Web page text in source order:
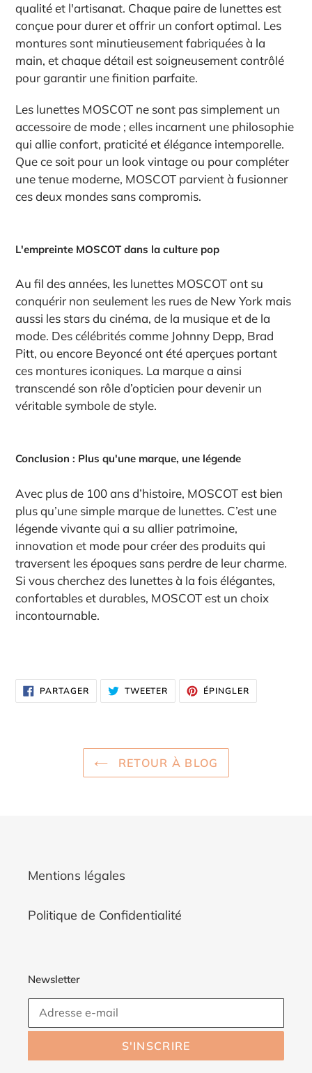
qualité et l'artisanat. Chaque paire de lunettes est
conçue pour durer et offrir un confort optimal. Les
montures sont minutieusement fabriquées à la
main, et chaque détail est soigneusement contrôlé
pour garantir une finition parfaite.
Les lunettes MOSCOT ne sont pas simplement un
accessoire de mode ; elles incarnent une philosophie
qui allie confort, praticité et élégance intemporelle.
Que ce soit pour un look vintage ou pour compléter
une tenue moderne, MOSCOT parvient à fusionner
ces deux mondes sans compromis.
L'empreinte MOSCOT dans la culture pop
Au fil des années, les lunettes MOSCOT ont su
conquérir non seulement les rues de New York mais
aussi les stars du cinéma, de la musique et de la
mode. Des célébrités comme Johnny Depp, Brad
Pitt, ou encore Beyoncé ont été aperçues portant
ces montures iconiques. La marque a ainsi
transcendé son rôle d’opticien pour devenir un
véritable symbole de style.
Conclusion : Plus qu'une marque, une légende
Avec plus de 100 ans d’histoire, MOSCOT est bien
plus qu’une simple marque de lunettes. C’est une
légende vivante qui a su allier patrimoine,
innovation et mode pour créer des produits qui
traversent les époques sans perdre de leur charme.
Si vous cherchez des lunettes à la fois élégantes,
confortables et durables, MOSCOT est un choix
incontournable.
PARTAGERPARTAGER
SUR
FACEBOOK
TWEETER TWEETER
TWITTER
ÉPINGLER
PINTEREST
RETOUR À BLOG
Mentions légales
Politique de Confidentialité
Newsletter
S'INSCRIRE